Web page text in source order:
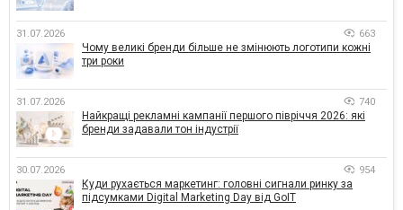
31.07.2026 663
Чому великі бренди більше не змінюють логотипи кожні
три роки
31.07.2026 740
Найкращі рекламні кампанії першого півріччя 2026: які
бренди задавали тон індустрії
30.07.2026 954
Куди рухається маркетинг: головні сигнали ринку за
підсумками Digital Marketing Day від GoIT